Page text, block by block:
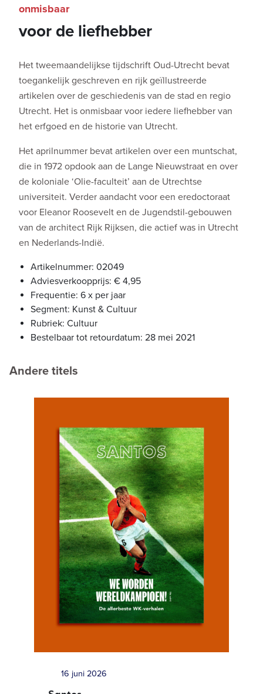
voor de liefhebber
onmisbaar
Het tweemaandelijkse tijdschrift Oud-Utrecht bevat
toegankelijk geschreven en rijk geïllustreerde
artikelen over de geschiedenis van de stad en regio
Utrecht. Het is onmisbaar voor iedere liefhebber van
het erfgoed en de historie van Utrecht.
Het aprilnummer bevat artikelen over een muntschat,
die in 1972 opdook aan de Lange Nieuwstraat en over
de koloniale ‘Olie-faculteit’ aan de Utrechtse
universiteit. Verder aandacht voor een eredoctoraat
voor Eleanor Roosevelt en de Jugendstil-gebouwen
van de architect Rijk Rijksen, die actief was in Utrecht
en Nederlands-Indië.
Artikelnummer: 02049
Adviesverkoopprijs: € 4,95
Frequentie: 6 x per jaar
Segment: Kunst & Cultuur
Rubriek: Cultuur
Bestelbaar tot retourdatum: 28 mei 2021
Andere titels
16 juni 2026